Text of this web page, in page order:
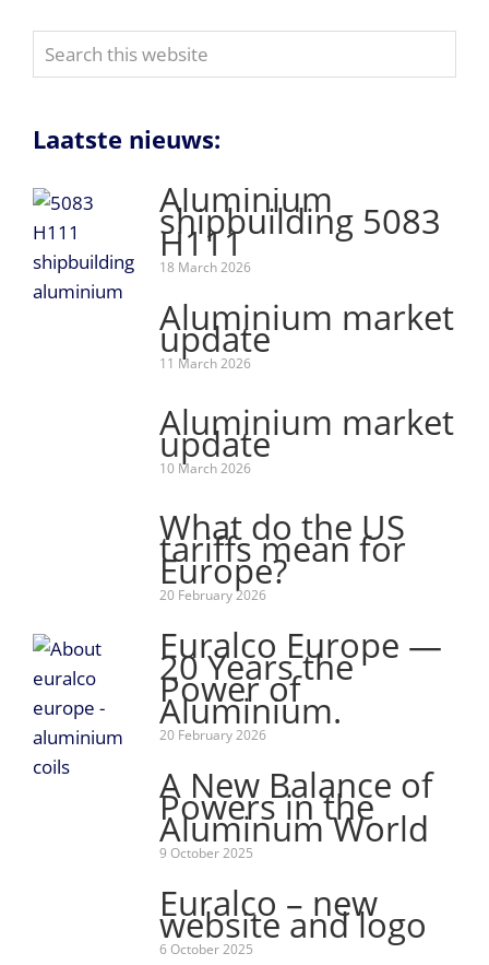
Search
this
Laatste nieuws:
Aluminium
shipbuilding 5083
H111
18 March 2026
Aluminium market
update
11 March 2026
Aluminium market
update
10 March 2026
What do the US
tariffs mean for
Europe?
20 February 2026
Euralco Europe —
20 Years the
Power of
Aluminium.
20 February 2026
A New Balance of
Powers in the
Aluminum World
9 October 2025
Euralco – new
website and logo
6 October 2025